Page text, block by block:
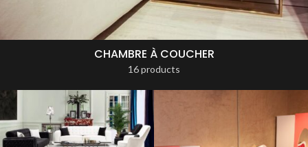
CHAMBRE À COUCHER
16 products